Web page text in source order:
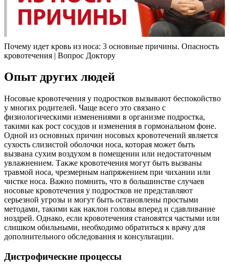
Почему идет кровь из носа: 3 основные причины. Опасность
кровотечения | Вопрос Доктору
Опыт других людей
Носовые кровотечения у подростков вызывают беспокойство
у многих родителей. Чаще всего это связано с
физиологическими изменениями в организме подростка,
такими как рост сосудов и изменения в гормональном фоне.
Одной из основных причин носовых кровотечений является
сухость слизистой оболочки носа, которая может быть
вызвана сухим воздухом в помещении или недостаточным
увлажнением. Также кровотечения могут быть вызваны
травмой носа, чрезмерным напряжением при чихании или
чистке носа. Важно помнить, что в большинстве случаев
носовые кровотечения у подростков не представляют
серьезной угрозы и могут быть остановлены простыми
методами, такими как наклон головы вперед и сдавливание
ноздрей. Однако, если кровотечения становятся частыми или
слишком обильными, необходимо обратиться к врачу для
дополнительного обследования и консультации.
Дистрофические процессы